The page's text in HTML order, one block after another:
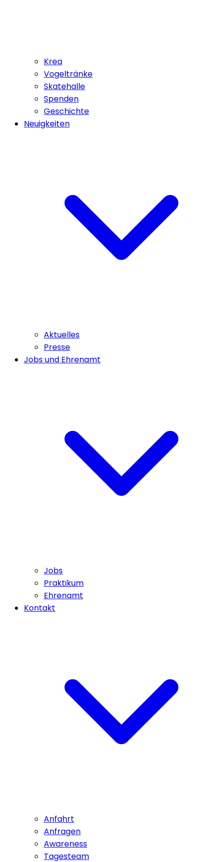
Krea
Vogeltränke
Skatehalle
Spenden
Geschichte
Neuigkeiten
Aktuelles
Presse
Jobs und Ehrenamt
Jobs
Praktikum
Ehrenamt
Kontakt
Anfahrt
Anfragen
Awareness
Tagesteam